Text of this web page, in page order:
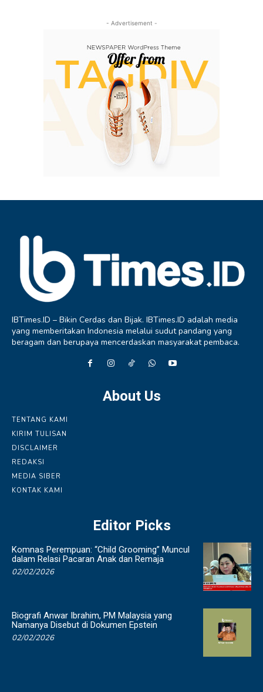
- Advertisement -
IBTimes.ID – Bikin Cerdas dan Bijak. IBTimes.ID adalah media
yang memberitakan Indonesia melalui sudut pandang yang
beragam dan berupaya mencerdaskan masyarakat pembaca.
About Us
TENTANG KAMI
KIRIM TULISAN
DISCLAIMER
REDAKSI
MEDIA SIBER
KONTAK KAMI
Editor Picks
Komnas Perempuan: “Child Grooming” Muncul
dalam Relasi Pacaran Anak dan Remaja
02/02/2026
Biografi Anwar Ibrahim, PM Malaysia yang
Namanya Disebut di Dokumen Epstein
02/02/2026